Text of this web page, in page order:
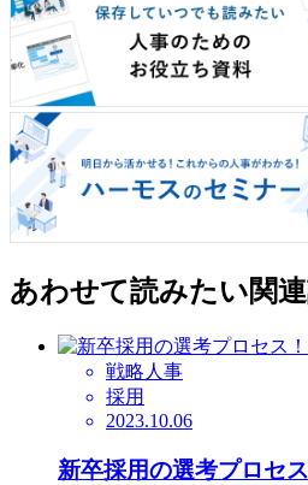
あわせて読みたい関
戦略人事
採用
2023.10.06
新卒採用の選考プロセ